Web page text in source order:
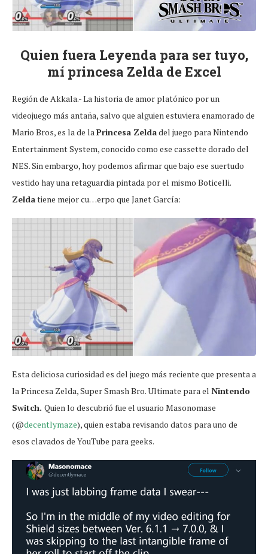
Quien fuera Leyenda para ser tuyo,
mí princesa Zelda de Excel
Región de Akkala.- La historia de amor platónico por un
videojuego más antaña, salvo que alguien estuviera enamorado de
Mario Bros, es la de laPrincesa Zeldadel juego para Nintendo
Entertainment System, conocido como ese cassette dorado del
NES. Sin embargo, hoy podemos afirmar que bajo ese suertudo
vestido hay una retaguardia pintada por el mismo Boticelli.
Zeldatiene mejor cu…erpo que Janet García:
Esta deliciosa curiosidad es del juego más reciente que presenta a
la Princesa Zelda, Super Smash Bro. Ultimate para el Nintendo
Switch. Quien lo descubrió fue el usuario Masonomase
(@decentlymaze), quien estaba revisando datos para uno de
esos clavados de YouTube para geeks.